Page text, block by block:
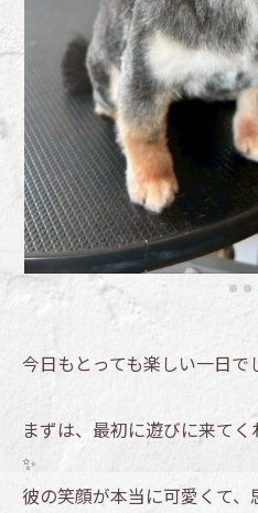
今日もとっても楽しい一日で
まずは、最初に遊びに来て
✨
彼の笑顔が本当に可愛くて